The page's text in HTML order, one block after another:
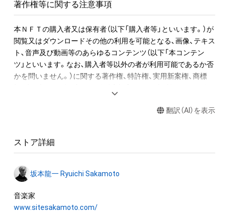
坂本龍一」の場合は、1小節目の1音目のNFTを表す。
音源に関しては下記法則に沿っています。
1. 該当音の切り出しは、右手のトップノートが基準です。
2. 音終わりが欠けてしまう該当音については、2小節分の長さで
書き出しています。
3. 各小節のラストノート（最後の1音）は、次の小節に渡って音が
響いています。切り出した音を小節内の楽譜と同じ正しい位置
WAVデータでは位置を調整し、1秒前に配置しています。
“Merry Christmas Mr. Lawrence” by Ryuichi Sakamoto
One of Ryuichi Sakamoto’s signature pieces, “Merry
Christmas Mr. Lawrence - 2021”, was recorded at Bunkamura
Studio in Tokyo on July 30th, 2021, while fighting against
illness, his only recording of this work in 2021. The 595 music
著作権等に関する注意事項
本ＮＦＴの購入者又は保有者（以下「購入者等」といいます。）が
閲覧又はダウンロードその他の利用を可能となる、画像、テキス
ト、音声及び動画等のあらゆるコンテンツ（以下「本コンテン
ツ」といいます。なお、購入者等以外の者が利用可能であるか否
かを問いません。）に関する著作権、特許権、実用新案権、商標
冬舎に留保されます。すなわち、本ＮＦＴ又は本コンテンツに
けることを意味しません。
したがって、本ＮＦＴ等の保有者であっても、本コンテンツの権
利者である坂本龍一及び株式会社幻冬舎（またはこれらの者の
承継人若しくは管理委託先）から別途の承諾を得ずに、個人によ
る閲覧の範囲を超えた利用、商用利用その他の法律上権利者の
翻訳（AI）を表示
ストア詳細
坂本龍一 Ryuichi Sakamoto
www.sitesakamoto.com/